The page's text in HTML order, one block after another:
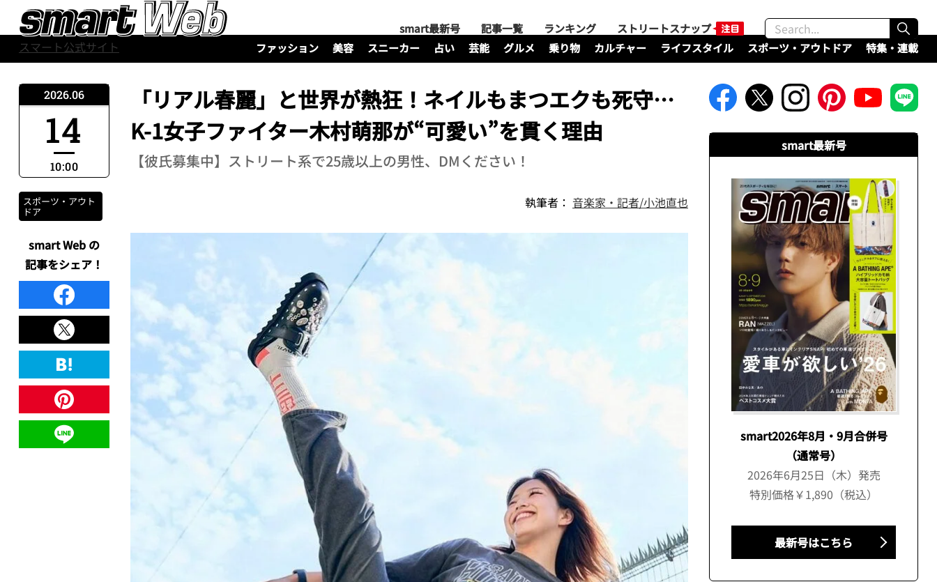
スマート公式サイト
smart最新号 記事一覧 ランキング
ストリートスナップ
ファッション
美容 スニーカー 占い 芸能 グルメ 乗り物 カルチャー ライフスタイル スポーツ・アウトドア 特集・連載
「リアル春麗」と世界が熱狂！ネイルもまつエクも死守…
K-1女子ファイター木村萌那が“可愛い”を貫く理由
【彼氏募集中】ストリート系で25歳以上の男性、DMください！
執筆者： 音楽家・記者/小池直也
2026.06
14
10:00
スポーツ・アウト
ドア
smart Web の
記事をシェア！
smart最新号
smart2026年8月・9月合併号
（通常号）
2026年6月25日（木）発売
特別価格￥1,890（税込）
最新号はこちら